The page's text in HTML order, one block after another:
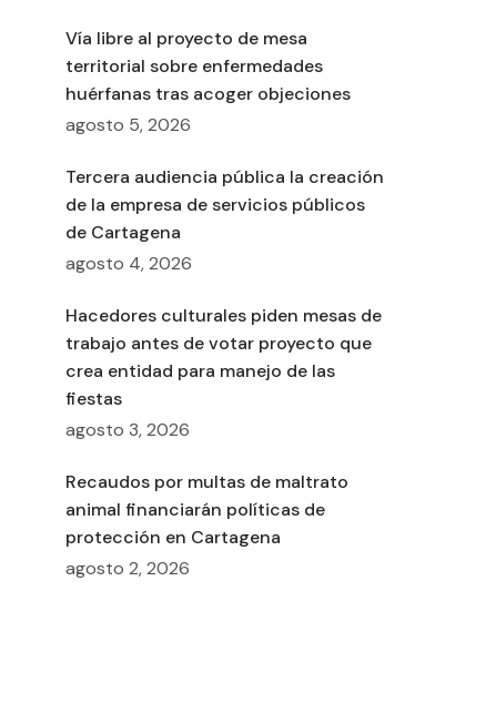
Vía libre al proyecto de mesa
territorial sobre enfermedades
huérfanas tras acoger objeciones
agosto 5, 2026
Tercera audiencia pública la creación
de la empresa de servicios públicos
de Cartagena
agosto 4, 2026
Hacedores culturales piden mesas de
trabajo antes de votar proyecto que
crea entidad para manejo de las
fiestas
agosto 3, 2026
Recaudos por multas de maltrato
animal financiarán políticas de
protección en Cartagena
agosto 2, 2026